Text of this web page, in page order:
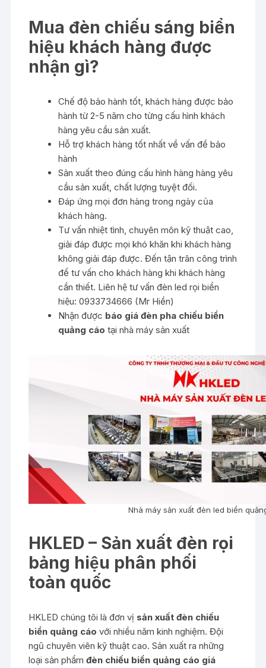
Mua đèn chiếu sáng biển
hiệu khách hàng được
nhận gì?
Chế độ bảo hành tốt, khách hàng được bảo
hành từ 2-5 năm cho từng cấu hình khách
hàng yêu cầu sản xuất.
Hỗ trợ khách hàng tốt nhất về vấn đề bảo
hành
Sản xuất theo đúng cấu hình hàng hàng yêu
cầu sản xuất, chất lượng tuyệt đối.
Đáp ứng mọi đơn hàng trong ngày của
khách hàng.
Tư vấn nhiệt tình, chuyên môn kỹ thuật cao,
giải đáp được mọi khó khăn khi khách hàng
không giải đáp được. Đến tận trân công trình
để tư vấn cho khách hàng khi khách hàng
cần thiết. Liên hệ tư vấn đèn led rọi biển
hiệu: 0933734666 (Mr Hiền)
Nhận được báo giá đèn pha chiếu biển
quảng cáo tại nhà máy sản xuất
Nhà máy sản xuất đèn led biển
HKLED – Sản xuất đèn rọi
bảng hiệu phân phối
toàn quốc
HKLED chúng tôi là đơn vị sản xuất đèn chiếu
biển quảng cáo với nhiều năm kinh nghiệm. Đội
ngũ chuyên viên kỹ thuật cao. Sản xuất ra những
loại sản phẩmđèn chiếu biển quảng cáo giá